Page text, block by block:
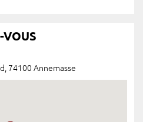
VOUS
74100 Annemasse